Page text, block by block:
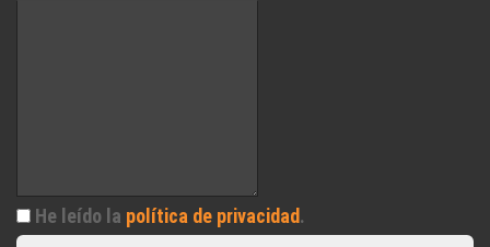
He leído la política de privacidad.